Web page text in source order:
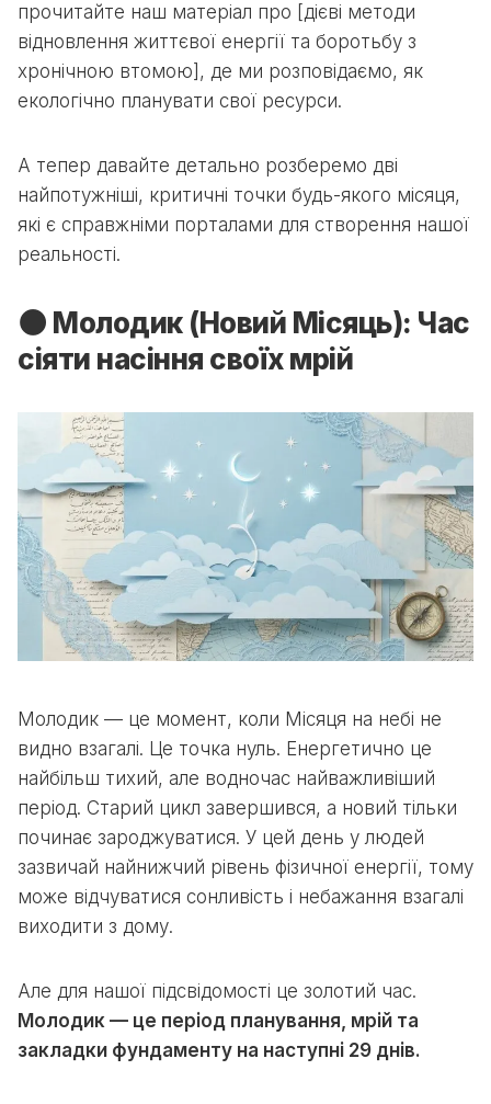
прочитайте наш матеріал про [дієві методи
відновлення життєвої енергії та боротьбу з
хронічною втомою], де ми розповідаємо, як
екологічно планувати свої ресурси.
А тепер давайте детально розберемо дві
найпотужніші, критичні точки будь-якого місяця,
які є справжніми порталами для створення нашої
реальності.
🌑 Молодик (Новий Місяць): Час
сіяти насіння своїх мрій
Молодик — це момент, коли Місяця на небі не
видно взагалі. Це точка нуль. Енергетично це
найбільш тихий, але водночас найважливіший
період. Старий цикл завершився, а новий тільки
починає зароджуватися. У цей день у людей
зазвичай найнижчий рівень фізичної енергії, тому
може відчуватися сонливість і небажання взагалі
виходити з дому.
Але для нашої підсвідомості це золотий час.
Молодик — це період планування, мрій та
закладки фундаменту на наступні 29 днів.